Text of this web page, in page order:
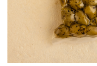
SUPERALIMENTE
BACANIE
PRODUSE ECO / ORGANICE
PRODUSE ROMÂNEȘTI